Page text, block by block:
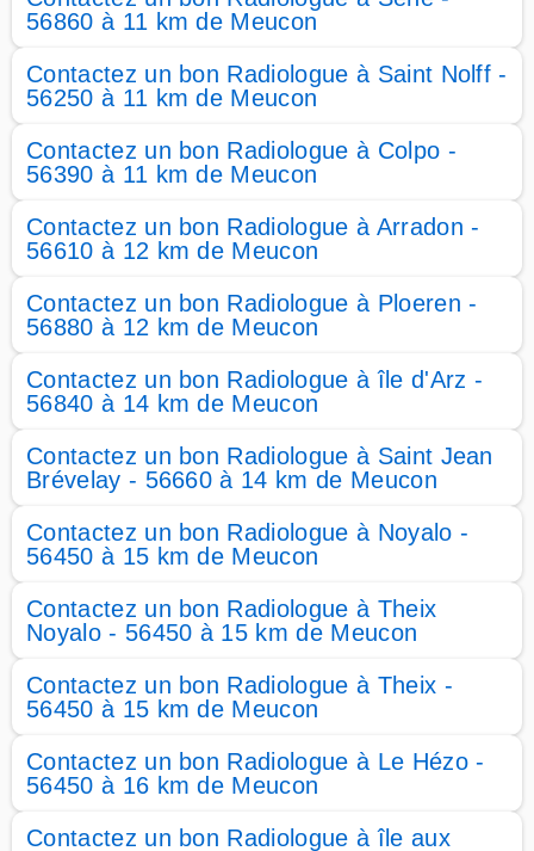
56860 à 11 km de Meucon
Contactez un bon Radiologue à Saint Nolff -
56250 à 11 km de Meucon
Contactez un bon Radiologue à Colpo -
56390 à 11 km de Meucon
Contactez un bon Radiologue à Arradon -
56610 à 12 km de Meucon
Contactez un bon Radiologue à Ploeren -
56880 à 12 km de Meucon
Contactez un bon Radiologue à île d'Arz -
56840 à 14 km de Meucon
Contactez un bon Radiologue à Saint Jean
Brévelay - 56660 à 14 km de Meucon
Contactez un bon Radiologue à Noyalo -
56450 à 15 km de Meucon
Contactez un bon Radiologue à Theix
Noyalo - 56450 à 15 km de Meucon
Contactez un bon Radiologue à Theix -
56450 à 15 km de Meucon
Contactez un bon Radiologue à Le Hézo -
56450 à 16 km de Meucon
Contactez un bon Radiologue à île aux